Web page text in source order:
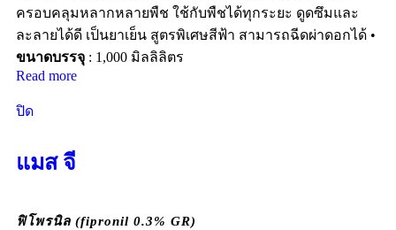
ครอบคลุมหลากหลายพืช ใช้กับพืชได้ทุกระยะ ดูดซึมและ
ละลายได้ดี เป็นยาเย็น สูตรพิเศษสีฟ้า สามารถฉีดผ่าดอกได้ •
ขนาดบรรจุ : 1,000 มิลลิลิตร
Read more
ปิด
แมส จี
ฟิโพรนิล (fipronil 0.3% GR)